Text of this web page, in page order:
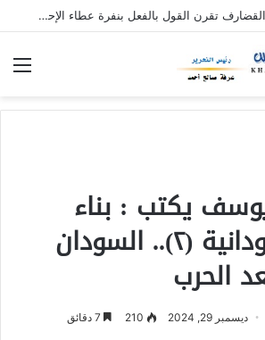
على مستوى السودان بولاية القضارف
يكتب : بناء
الدولة السودانية (٢).. السودان
الحرب
ديسمبر 29, 2024 210